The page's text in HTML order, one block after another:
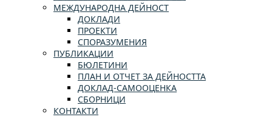
МЕЖДУНАРОДНА ДЕЙНОСТ
ДОКЛАДИ
ПРОЕКТИ
СПОРАЗУМЕНИЯ
ПУБЛИКАЦИИ
БЮЛЕТИНИ
ПЛАН И ОТЧЕТ ЗА ДЕЙНОСТТА
ДОКЛАД-САМООЦЕНКА
СБОРНИЦИ
КОНТАКТИ